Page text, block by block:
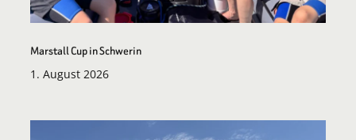
Marstall Cup in Schwerin
1. August 2026